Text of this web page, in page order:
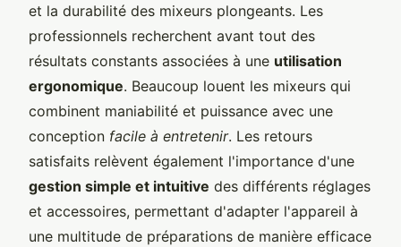
et la durabilité des mixeurs plongeants. Les
professionnels recherchent avant tout des
résultats constants associées à une utilisation
ergonomique. Beaucoup louent les mixeurs qui
combinent maniabilité et puissance avec une
conception facile à entretenir. Les retours
satisfaits relèvent également l'importance d'une
gestion simple et intuitive des différents réglages
et accessoires, permettant d'adapter l'appareil à
une multitude de préparations de manière efficace